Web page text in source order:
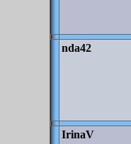
nda42
IrinaV